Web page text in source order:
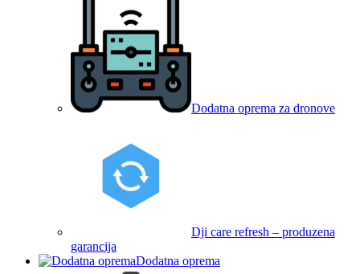
Dodatna oprema za dronove
Dji care refresh – produzena
garancija
Dodatna oprema